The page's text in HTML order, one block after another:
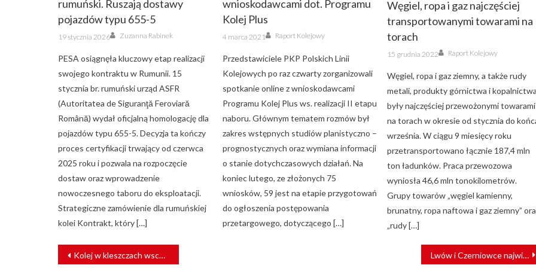
rumuński. Ruszają dostawy
pojazdów typu 655-5
Posted
on
19 stycznia 2026 Author
Zuzanna Rabinek
PESA osiągnęła kluczowy etap realizacji
swojego kontraktu w Rumunii. 15
stycznia br. rumuński urząd ASFR
(Autoritatea de Siguranţă Feroviară
Română) wydał oficjalną homologację dla
pojazdów typu 655-5. Decyzja ta kończy
proces certyfikacji trwający od czerwca
2025 roku i pozwala na rozpoczęcie
dostaw oraz wprowadzenie
nowoczesnego taboru do eksploatacji.
Strategiczne zamówienie dla rumuńskiej
kolei Kontrakt, który […]
wnioskodawcami dot. Programu
Kolej Plus
Posted
on
4 marca 2021 Author
Raport Kolejowy
Przedstawiciele PKP Polskich Linii
Kolejowych po raz czwarty zorganizowali
spotkanie online z wnioskodawcami
Programu Kolej Plus ws. realizacji II etapu
naboru. Głównym tematem rozmów był
zakres wstępnych studiów planistyczno –
prognostycznych oraz wymiana informacji
o stanie dotychczasowych działań. Na
koniec lutego, ze złożonych 75
wniosków, 59 jest na etapie przygotowań
do ogłoszenia postępowania
przetargowego, dotyczącego […]
Węgiel, ropa i gaz najczęściej
transportowanymi towarami na
torach
Posted
on
15 grudnia 2022 Author
Raport Kolejowy
Węgiel, ropa i gaz ziemny, a także rudy
metali, produkty górnictwa i kopalnictwa
były najczęściej przewożonymi towarami
na torach w okresie od stycznia do
września. W ciągu 9 miesięcy roku
przetransportowano łącznie 187,4 mln
ton ładunków. Praca przewozowa
wyniosła 46,6 mln tonokilometrów.
Grupy towarów „węgiel kamienny,
brunatny, ropa naftowa i gaz ziemny”
„rudy […]
NAWIGACJA
WPISU
Kolej w kleszczach wschodu i zachodu Lwów i Czerniowce największymi nadawcami pomocy humanitarnej koleją